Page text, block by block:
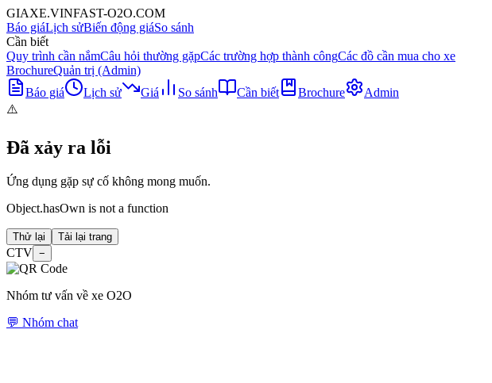
GIAXE.VINFAST-O2O.COM
Báo giáLịch sửBiến động giáSo sánh
Cần biết
Quy trình cần nắmCâu hỏi thường gặpCác trường hợp thành côngCác đồ cần mua cho xe
BrochureQuản trị (Admin)
Báo giá
Lịch sử Giá So sánh Cần biết Brochure
Admin
⚠️
Đã xảy ra lỗi
Ứng dụng gặp sự cố không mong muốn.
Object.hasOwn is not a function
Thử lại Tải lại trang
CTV −
Nhóm tư vấn về xe O2O
💬 Nhóm chat